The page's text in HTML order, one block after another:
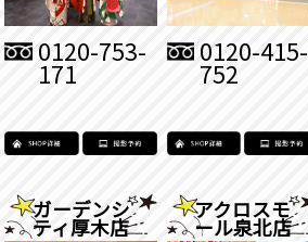
0120-753-
171
0120-415-
752
ガーデンシ
ティ厚木店
アクロスモ
ール泉北店